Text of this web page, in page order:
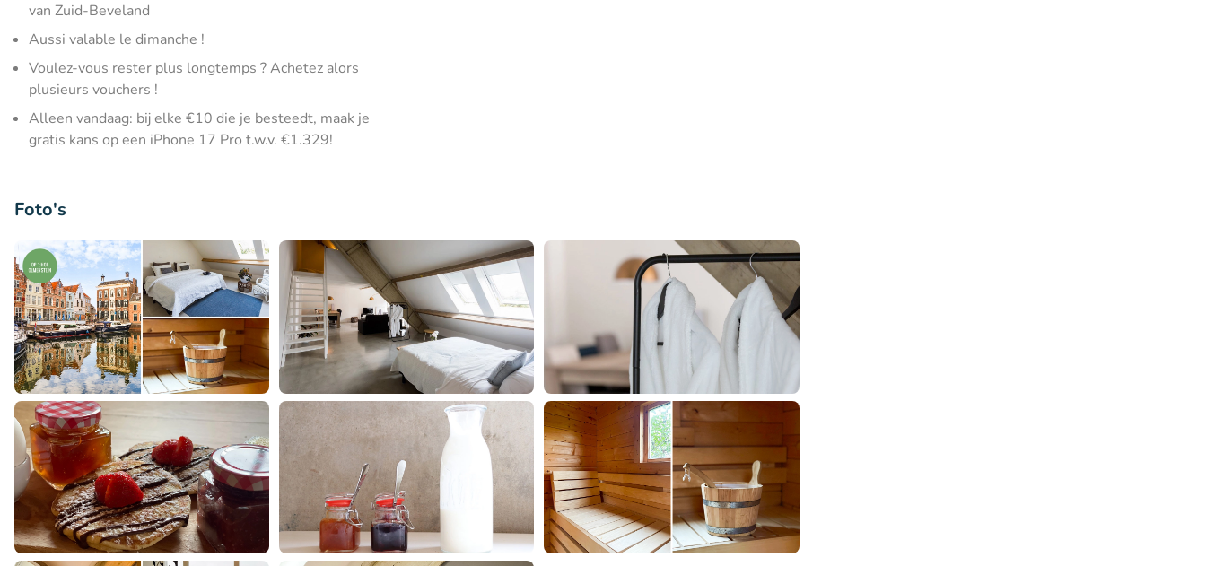
van Zuid-Beveland
Aussi valable le dimanche !
Voulez-vous rester plus longtemps ? Achetez alors
plusieurs vouchers !
Alleen vandaag: bij elke €10 die je besteedt, maak je
gratis kans op een iPhone 17 Pro t.w.v. €1.329!
Foto's